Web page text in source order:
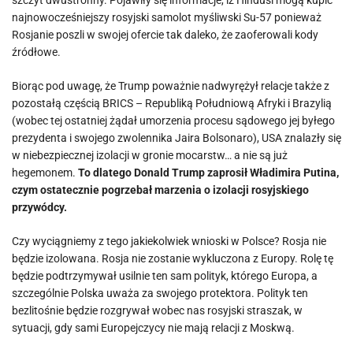
najnowocześniejszy rosyjski samolot myśliwski Su-57 ponieważ
Rosjanie poszli w swojej ofercie tak daleko, że zaoferowali kody
źródłowe.
Biorąc pod uwagę, że Trump poważnie nadwyrężył relacje także z
pozostałą częścią BRICS – Republiką Południową Afryki i Brazylią
(wobec tej ostatniej żądał umorzenia procesu sądowego jej byłego
prezydenta i swojego zwolennika Jaira Bolsonaro), USA znalazły się
w niebezpiecznej izolacji w gronie mocarstw… a nie są już
hegemonem. To dlatego Donald Trump zaprosił Władimira Putina,
czym ostatecznie pogrzebał marzenia o izolacji rosyjskiego
przywódcy.
Czy wyciągniemy z tego jakiekolwiek wnioski w Polsce? Rosja nie
będzie izolowana. Rosja nie zostanie wykluczona z Europy. Rolę tę
będzie podtrzymywał usilnie ten sam polityk, którego Europa, a
szczególnie Polska uważa za swojego protektora. Polityk ten
bezlitośnie będzie rozgrywał wobec nas rosyjski straszak, w
sytuacji, gdy sami Europejczycy nie mają relacji z Moskwą.